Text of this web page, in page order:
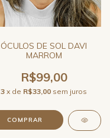
ÓCULOS DE SOL DAVI
MARROM
R$99,00
3 x de R$33,00 sem juros